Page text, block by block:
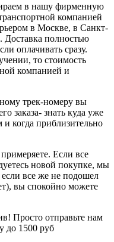
в нашу фирменную
компанией
в Москве, в Санкт-
полностью
оплачивать сразу.
то стоимость
компанией и
трек-номеру вы
заказа- знать куда уже
когда приблизительно
Если все
новой покупке, мы
все же не подошел
вы спокойно можете
Просто отправьте нам
до 1500 руб